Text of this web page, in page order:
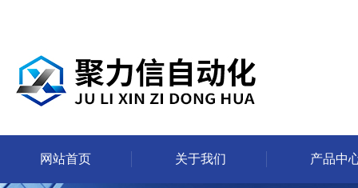
网站首页 关于我们 产品中